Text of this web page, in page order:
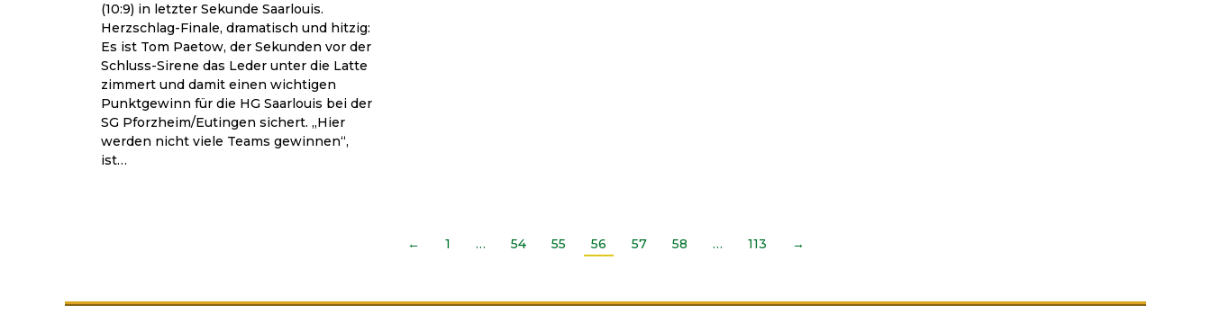
(10:9) in letzter Sekunde Saarlouis.
Herzschlag-Finale, dramatisch und hitzig:
Es ist Tom Paetow, der Sekunden vor der
Schluss-Sirene das Leder unter die Latte
zimmert und damit einen wichtigen
Punktgewinn für die HG Saarlouis bei der
SG Pforzheim/Eutingen sichert. „Hier
werden nicht viele Teams gewinnen“,
ist…
← 1 … 54 55 56 57 58 … 113 →